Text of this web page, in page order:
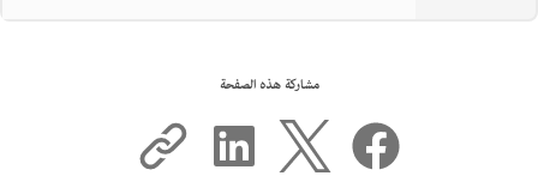
مشاركة هذه الصفحة